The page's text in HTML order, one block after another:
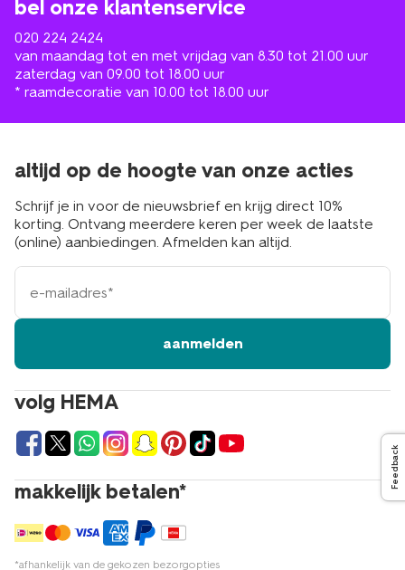
bel onze klantenservice
020 224 2424
van maandag tot en met vrijdag van 8.30 tot 21.00 uur
zaterdag van 09.00 tot 18.00 uur
* raamdecoratie van 10.00 tot 18.00 uur
volg HEMA
makkelijk betalen*
*afhankelijk van de gekozen bezorgopties
altijd op de hoogte van onze acties
Schrijf je in voor de nieuwsbrief en krijg direct 10%
korting. Ontvang meerdere keren per week de laatste
(online) aanbiedingen. Afmelden kan altijd.
e-
mailadres
aanmelden
Feedback